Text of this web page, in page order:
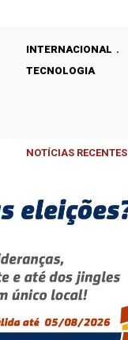
INTERNACIONAL
TECNOLOGIA
NOTÍCIAS RECENTES